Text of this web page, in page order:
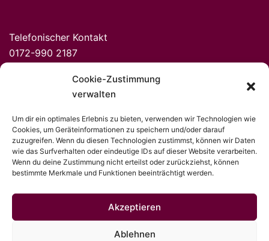
Cookie-Zustimmung
verwalten
Um dir ein optimales Erlebnis zu bieten, verwenden wir Technologien wie
Cookies, um Geräteinformationen zu speichern und/oder darauf
zuzugreifen. Wenn du diesen Technologien zustimmst, können wir Daten
wie das Surfverhalten oder eindeutige IDs auf dieser Website verarbeiten.
Wenn du deine Zustimmung nicht erteilst oder zurückziehst, können
bestimmte Merkmale und Funktionen beeinträchtigt werden.
Akzeptieren
Ablehnen
Telefonischer Kontakt
0172-990 2187
Impressum
AGB
Datenschutz